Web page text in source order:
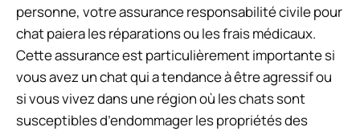
personne, votre assurance responsabilité civile pour
chat paiera les réparations ou les frais médicaux.
Cette assurance est particulièrement importante si
vous avez un chat qui a tendance à être agressif ou
si vous vivez dans une région où les chats sont
susceptibles d’endommager les propriétés des